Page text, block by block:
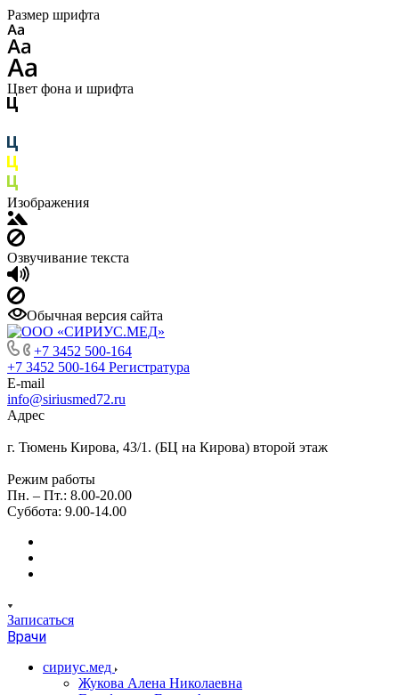
Размер шрифта
Цвет фона и шрифта
Изображения
Озвучивание текста
Обычная версия сайта
+7 3452 500-164
+7 3452 500-164 Регистратура
E-mail
info@siriusmed72.ru
Адрес
г. Тюмень Кирова, 43/1. (БЦ на Кирова) второй этаж
Режим работы
Пн. – Пт.: 8.00-20.00
Суббота: 9.00-14.00
Записаться
Врачи
сириус.мед
Жукова Алена Николаевна